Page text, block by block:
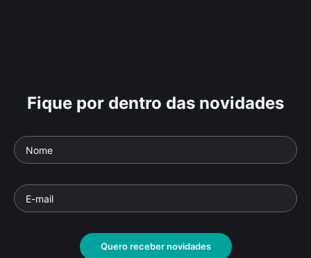
Fique por dentro das novidades
Quero receber novidades